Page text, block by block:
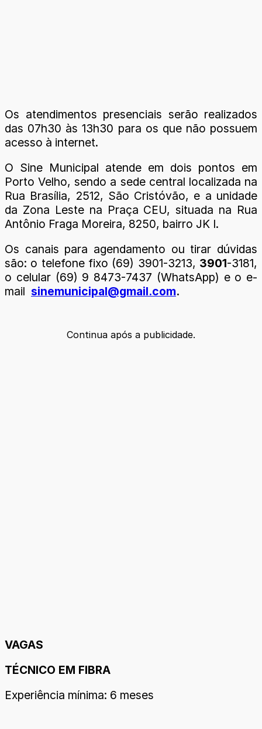
Os atendimentos presenciais serão realizados
das 07h30 às 13h30 para os que não possuem
acesso à internet.
O Sine Municipal atende em dois pontos em
Porto Velho, sendo a sede central localizada na
Rua Brasília, 2512, São Cristóvão, e a unidade
da Zona Leste na Praça CEU, situada na Rua
Antônio Fraga Moreira, 8250, bairro JK I.
Os canais para agendamento ou tirar dúvidas
são: o telefone fixo (69) 3901-3213, 3901-3181,
o celular (69) 9 8473-7437 (WhatsApp) e o e-
mail sinemunicipal@gmail.com.
Continua após a publicidade.
VAGAS
TÉCNICO EM FIBRA
Experiência mínima: 6 meses